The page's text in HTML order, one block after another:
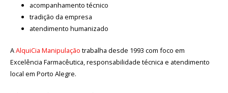
acompanhamento técnico
tradição da empresa
atendimento humanizado
AAlquiCia Manipulação trabalha desde 1993 com foco em
Excelência Farmacêutica, responsabilidade técnica e atendimento
local em Porto Alegre.